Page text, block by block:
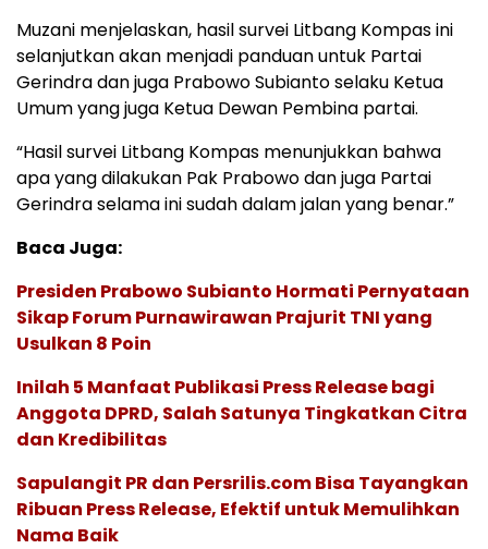
Muzani menjelaskan, hasil survei Litbang Kompas ini
selanjutkan akan menjadi panduan untuk Partai
Gerindra dan juga Prabowo Subianto selaku Ketua
Umum yang juga Ketua Dewan Pembina partai.
“Hasil survei Litbang Kompas menunjukkan bahwa
apa yang dilakukan Pak Prabowo dan juga Partai
Gerindra selama ini sudah dalam jalan yang benar.”
Baca Juga:
Presiden Prabowo Subianto Hormati Pernyataan
Sikap Forum Purnawirawan Prajurit TNI yang
Usulkan 8 Poin
Inilah 5 Manfaat Publikasi Press Release bagi
Anggota DPRD, Salah Satunya Tingkatkan Citra
dan Kredibilitas
Sapulangit PR dan Persrilis.com Bisa Tayangkan
Ribuan Press Release, Efektif untuk Memulihkan
Nama Baik